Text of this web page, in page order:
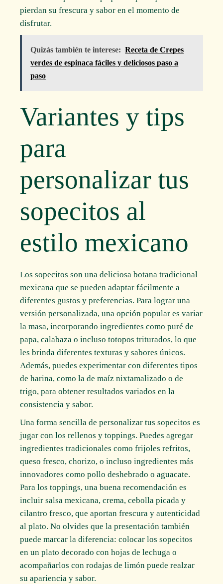
pierdan su frescura y sabor en el momento de
disfrutar.
Quizás también te interese: Receta de Crepes
verdes de espinaca fáciles y deliciosos paso a
paso
Variantes y tips
para
personalizar tus
sopecitos al
estilo mexicano
Los sopecitos son una deliciosa botana tradicional
mexicana que se pueden adaptar fácilmente a
diferentes gustos y preferencias. Para lograr una
versión personalizada, una opción popular es variar
la masa, incorporando ingredientes como puré de
papa, calabaza o incluso totopos triturados, lo que
les brinda diferentes texturas y sabores únicos.
Además, puedes experimentar con diferentes tipos
de harina, como la de maíz nixtamalizado o de
trigo, para obtener resultados variados en la
consistencia y sabor.
Una forma sencilla de personalizar tus sopecitos es
jugar con los rellenos y toppings. Puedes agregar
ingredientes tradicionales como frijoles refritos,
queso fresco, chorizo, o incluso ingredientes más
innovadores como pollo deshebrado o aguacate.
Para los toppings, una buena recomendación es
incluir salsa mexicana, crema, cebolla picada y
cilantro fresco, que aportan frescura y autenticidad
al plato. No olvides que la presentación también
puede marcar la diferencia: colocar los sopecitos
en un plato decorado con hojas de lechuga o
acompañarlos con rodajas de limón puede realzar
su apariencia y sabor.